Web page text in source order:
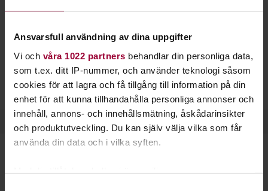
Ansvarsfull användning av dina uppgifter
Vi och våra 1022 partners behandlar din personliga data,
som t.ex. ditt IP-nummer, och använder teknologi såsom
cookies för att lagra och få tillgång till information på din
enhet för att kunna tillhandahålla personliga annonser och
innehåll, annons- och innehållsmätning, åskådarinsikter
och produktutveckling. Du kan själv välja vilka som får
använda din data och i vilka syften.
ackord.
Prova klaffgitarr om du vill spela låtar trots att motoriken
bråkar. Det finns tusentals låtar som funkar att kompa med
just de tre ackorden. Hitta dina favoritsånger och börja spela!